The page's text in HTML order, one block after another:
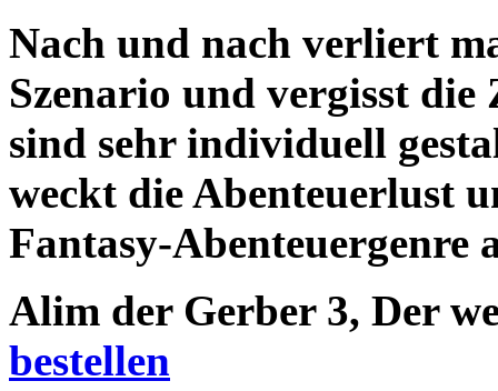
Nach und nach verliert
Szenario und vergisst
sind sehr individuell
weckt die Abenteuerlust
Fantasy-Abenteuergenre
Alim der Gerber 3, Der
bestellen